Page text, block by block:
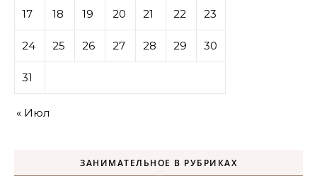
17 18 19 20 21 22 23
24 25 26 27 28 29 30
31
« Июл
ЗАНИМАТЕЛЬНОЕ В РУБРИКАХ